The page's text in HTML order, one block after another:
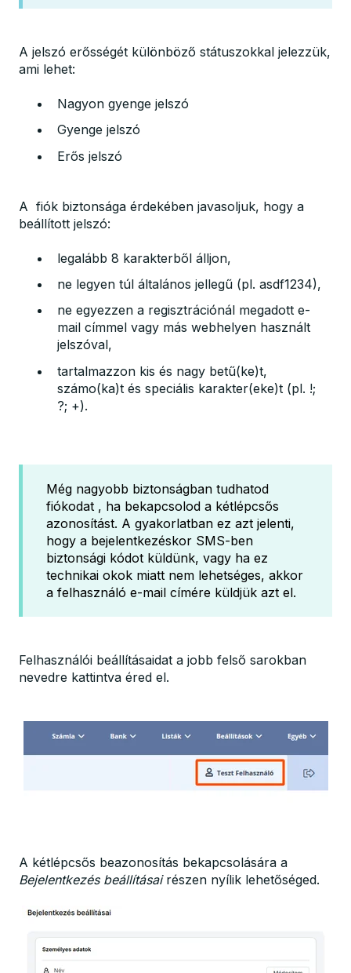
A jelszó erősségét különböző státuszokkal jelezzük,
ami lehet:
Nagyon gyenge jelszó
Gyenge jelszó
Erős jelszó
A fiók biztonsága érdekében javasoljuk, hogy a
beállított jelszó:
legalább 8 karakterből álljon,
ne legyen túl általános jellegű (pl. asdf1234),
ne egyezzen a regisztrációnál megadott e-
mail címmel vagy más webhelyen használt
jelszóval,
tartalmazzon kis és nagy betű(ke)t,
számo(ka)t és speciális karakter(eke)t (pl. !;
?; +).
Még nagyobb biztonságban tudhatod
fiókodat , ha bekapcsolod a kétlépcsős
azonosítást. A gyakorlatban ez azt jelenti,
hogy a bejelentkezéskor SMS-ben
biztonsági kódot küldünk, vagy ha ez
technikai okok miatt nem lehetséges, akkor
a felhasználó e-mail címére küldjük azt el.
Felhasználói beállításaidat a jobb felső sarokban
nevedre kattintva éred el.
A kétlépcsős beazonosítás bekapcsolására a
Bejelentkezés beállításairészen nyílik lehetőséged.